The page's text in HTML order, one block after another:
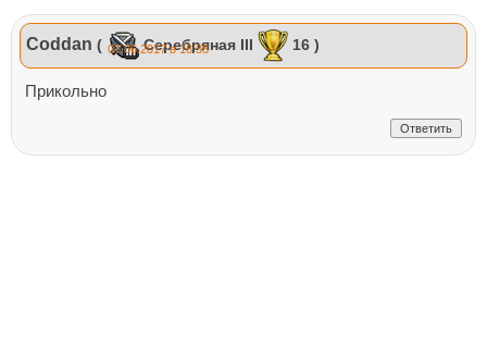
Coddan ( Серебряная III 16 )
07.06.2017 в 18:38
Прикольно
Ответить